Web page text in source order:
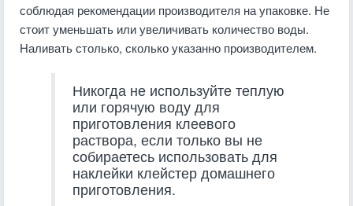
соблюдая рекомендации производителя на упаковке. Не
стоит уменьшать или увеличивать количество воды.
Наливать столько, сколько указанно производителем.
Никогда не используйте теплую
или горячую воду для
приготовления клеевого
раствора, если только вы не
собираетесь использовать для
наклейки клейстер домашнего
приготовления.